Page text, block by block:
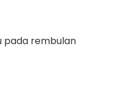
pada rembulan